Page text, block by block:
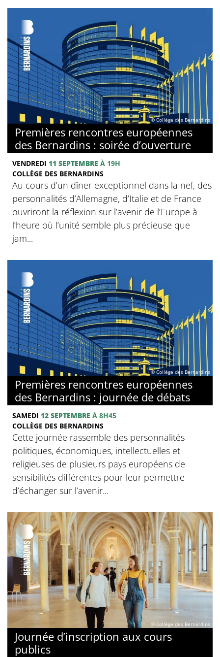
© Collège des Bernardins
Premières rencontres européennes
des Bernardins : soirée d’ouverture
VENDREDI 11 SEPTEMBRE À 19H
COLLÈGE DES BERNARDINS
Au cours d’un dîner exceptionnel dans la nef, des
personnalités d’Allemagne, d’Italie et de France
ouvriront la réflexion sur l’avenir de l’Europe à
l’heure où l’unité semble plus précieuse que
jam...
© Collège des Bernardins
Premières rencontres européennes
des Bernardins : journée de débats
SAMEDI 12 SEPTEMBRE À 8H45
COLLÈGE DES BERNARDINS
Cette journée rassemble des personnalités
politiques, économiques, intellectuelles et
religieuses de plusieurs pays européens de
sensibilités différentes pour leur permettre
d’échanger sur l’avenir...
© Collège des Bernardins
Journée d’inscription aux cours
publics